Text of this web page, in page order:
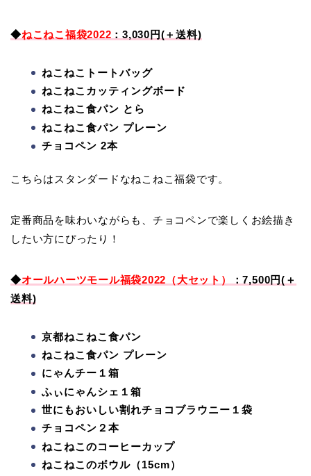
◆ねこねこ福袋2022 ：3,030円(＋送料)
ねこねこトートバッグ
ねこねこカッティングボード
ねこねこ食パン とら
ねこねこ食パン プレーン
チョコペン 2本
こちらはスタンダードなねこねこ福袋です。
定番商品を味わいながらも、チョコペンで楽しくお絵描き
したい方にぴったり！
◆オールハーツモール福袋2022（大セット）
：7,500円(＋
送料)
京都ねこねこ食パン
ねこねこ食パン プレーン
にゃんチー１箱
ふぃにゃんシェ１箱
世にもおいしい割れチョコブラウニー１袋
チョコペン２本
ねこねこのコーヒーカップ
ねこねこのボウル（15cm）